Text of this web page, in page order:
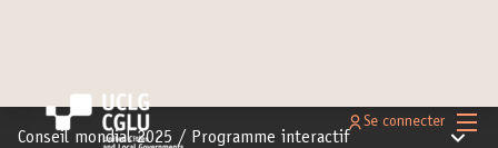
Se connecter
Conseil mondial 2025 / Programme interactif Menu